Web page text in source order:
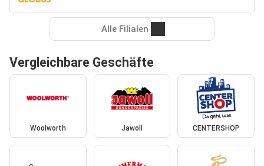
Alle Filialen
Vergleichbare Geschäfte
Woolworth Jawoll CENTERSHOP